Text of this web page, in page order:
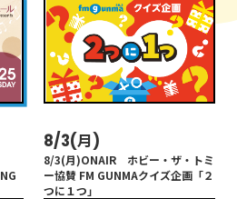
8/3(月)
8/3(月)ONAIR ホビー・ザ・トミ
ー協賛 FM GUNMAクイズ企画「２
つに１つ」
8/1(土)8/15(土)
第38回FM GUNMAアマチュア音楽
祭「ROCKERS2026」ライブ予選
高崎・前橋
8/1(土)8/15(土)
第38回FM GUNMAアマチュア音楽
祭「ROCKERS2026」ライブ予選
高崎・前橋